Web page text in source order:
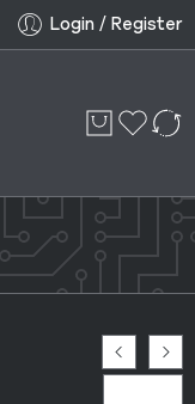
Login / Register